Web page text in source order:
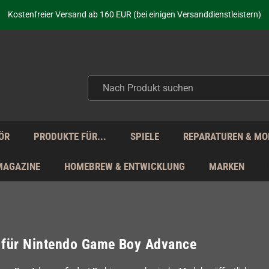
Kostenfreier Versand ab 160 EUR (bei einigen Versanddienstleistern)
Seit über 20 Jahren Deine Anlaufstelle für neue Retro-Hardware!
Täglicher Versand Mo - Fr aus Deutschland - zollfrei innerhalb der EU!
PRODUKTE FÜR... SPIELE REPARATUREN &
HOMEBREW & ENTWICKLUNG MARKEN
Nintendo Game Boy Advance